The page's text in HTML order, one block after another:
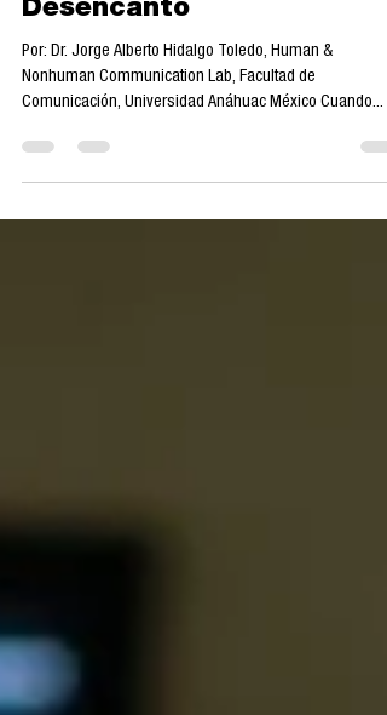
Informativo en la
Sociedad del
Desencanto
Por: Dr. Jorge Alberto Hidalgo Toledo, Human &
Comunicación, Universidad Anáhuac México Cuando...